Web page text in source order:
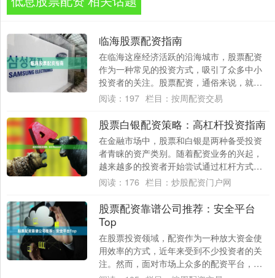
临海股票配资指南
在临海这座经济活跃的沿海城市，股票配资
作为一种常见的投资方式，吸引了众多中小
投资者的关注。股票配资，通俗来说，就是
投资者通过向配资公司缴纳一定比例的保证
阅读： 197 栏目： 按周配资交易
股票白银配资策略：高杠杆投资指南
在金融市场中，股票和白银是两种备受投资
者青睐的资产类别。随着配资业务的兴起，
越来越多的投资者开始尝试通过杠杆方式参
与股票和白银交易炒股配资排名，以期放大
阅读： 176 栏目： 炒股配资门户网
股票配资靠谱公司推荐：安全平台
Top
在股票投资领域，配资作为一种放大资金使
用效率的方式，近年来受到不少投资者的关
注。然而，面对市场上众多的配资平台，如